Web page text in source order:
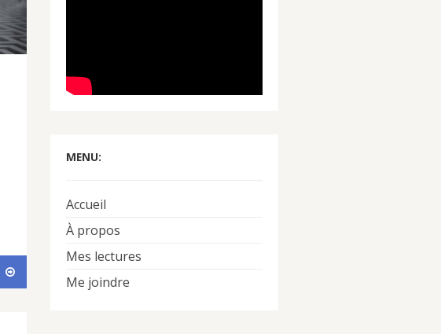
MENU:
Accueil
À propos
Mes lectures
Me joindre